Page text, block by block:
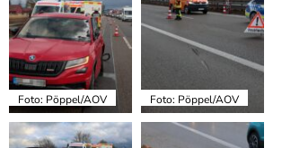
Foto: Pöppel/AOV Foto: Pöppel/AOV